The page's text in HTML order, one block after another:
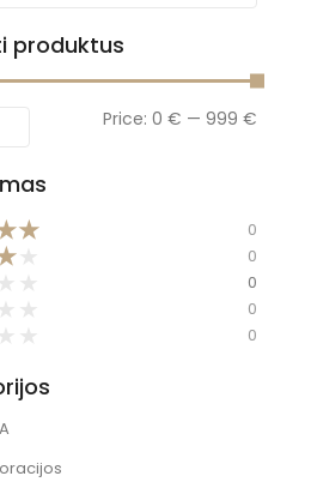
produktus
Price: 0 € — 999 €
★ 0
0
0
0
0